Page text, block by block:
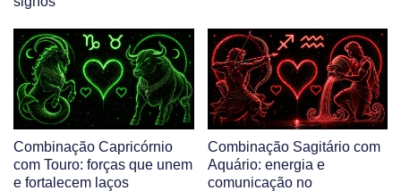
Combinação Capricórnio
com Touro: forças que unem
e fortalecem laços
Combinação Sagitário com
Aquário: energia e
comunicação no